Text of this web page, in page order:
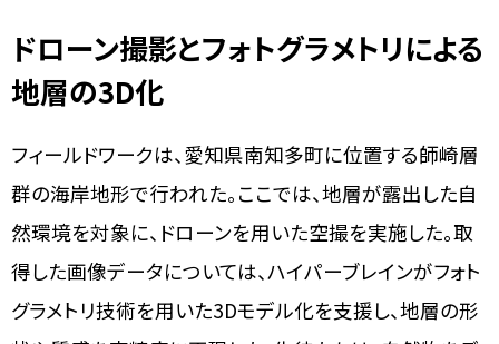
ドローン撮影とフォトグラメトリによる
地層の3D化
フィールドワークは、愛知県南知多町に位置する師崎層
群の海岸地形で行われた。ここでは、地層が露出した自
然環境を対象に、ドローンを用いた空撮を実施した。取
得した画像データについては、ハイパーブレインがフォト
グラメトリ技術を用いた3Dモデル化を支援し、地層の形